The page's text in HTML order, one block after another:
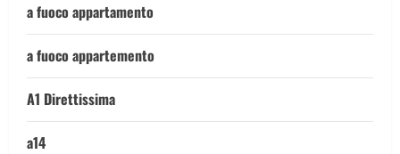
a fuoco appartamento
a fuoco appartemento
A1 Direttissima
a14